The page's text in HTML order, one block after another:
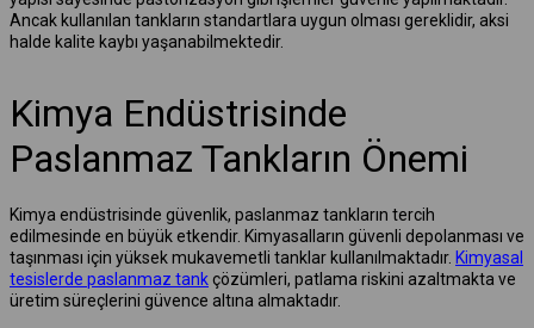
Ancak kullanılan tankların standartlara uygun olması gereklidir, aksi
halde kalite kaybı yaşanabilmektedir.
Kimya Endüstrisinde
Paslanmaz Tankların Önemi
Kimya endüstrisinde güvenlik, paslanmaz tankların tercih
edilmesinde en büyük etkendir. Kimyasalların güvenli depolanması ve
taşınması için yüksek mukavemetli tanklar kullanılmaktadır. Kimyasal
tesislerde paslanmaz tankçözümleri, patlama riskini azaltmakta ve
üretim süreçlerini güvence altına almaktadır.